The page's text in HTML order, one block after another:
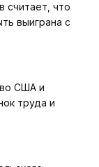
считает, что
выиграна с
США и
труда и